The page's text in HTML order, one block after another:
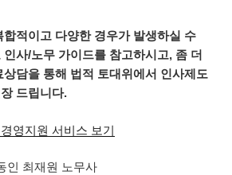
합적이고 다양한 경우가 발생하실 수
사/노무 가이드를 참고하시고, 좀 더
담을 통해 법적 토대위에서 인사제도
드립니다.
영지원 서비스 보기
인 최재원 노무사